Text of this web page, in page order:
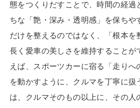
態をつくりだすことで、時間の経過
ちな「艶・深み・透明感」を保ちや
だけを整えるのではなく、「根本を
長く愛車の美しさを維持することが
えば、スポーツカーに宿る「走りへ
を動かすように、クルマを丁寧に扱
は、クルマそのもの以上に、その人